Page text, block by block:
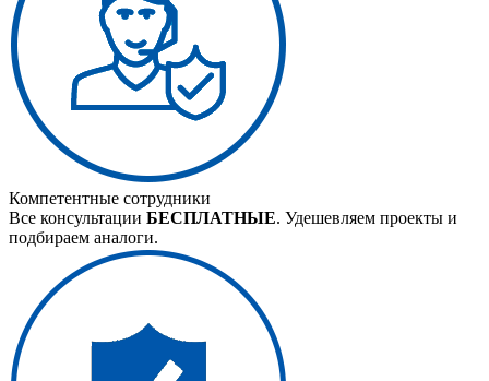
Компетентные сотрудники
Все консультации БЕСПЛАТНЫЕ. Удешевляем проекты и
подбираем аналоги.